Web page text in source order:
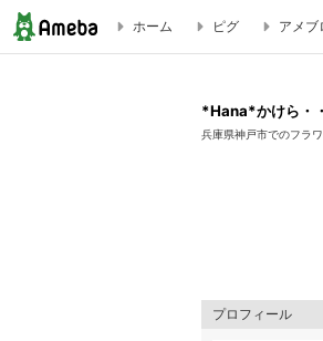
花冠とヘッドドレス（パーツ） |
ホーム ピグ アメブ
*Hana*かけら・
兵庫県神戸市でのフラ
プロフィール